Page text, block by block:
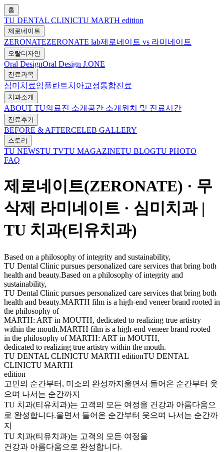
홈
TU DENTAL CLINICTU MARTH edition
제로네이트
ZERONATEZERONATE lab제로네이트 vs 라미네이트
오랄디자인
Oral DesignOral Design J.ONE
진료과목
심미치료임플란트치아교정통합진료
치과소개
ABOUT TU의료진 소개 공간 소개 위치 및 진료시간
진료후기
BEFORE & AFTERCELEB GALLERY
스토리
TU NEWSTU TVTU MAGAZINETU BLOGTU PHOTO
FAQ
제로네이트(ZERONATE) · 무
삭제 라미네이트 · 심미치과 |
TU 치과(티유치과)
Based on a philosophy of integrity and sustainability,
TU Dental Clinic pursues personalized care services that bring both
health and beauty.Based on a philosophy of integrity and
sustainability,
TU Dental Clinic pursues personalized care services that bring both
health and beauty.MARTH film is a high-end veneer brand rooted in
the philosophy of
MARTH: ART in MOUTH, dedicated to realizing true artistry
within the mouth.MARTH film is a high-end veneer brand rooted
in the philosophy of MARTH: ART in MOUTH,
dedicated to realizing true artistry within the mouth.
TU DENTAL CLINICTU MARTH editionTU DENTAL
CLINICTU MARTH
edition
고민의 순간부터, 미소의 완성까지 울면서 들어온 순간부터 웃
으며 나서는 순간까지
TU 치과(티유치과)는 고객의 모든 여정을 건강과 아름다움으
로 완성합니다.울면서 들어온 순간부터 웃으며 나서는 순간까
지
TU 치과(티유치과)는 고객의 모든 여정을
건강과 아름다움으로 완성합니다.